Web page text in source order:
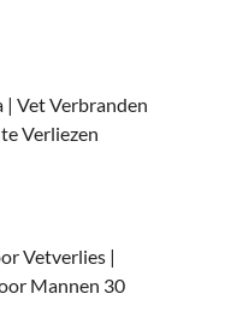
Vet Verbranden
Verliezen
Vetverlies |
Mannen 30